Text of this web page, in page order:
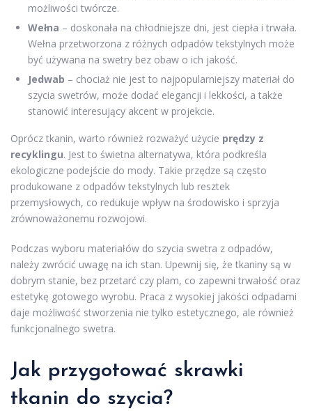
możliwości twórcze.
Wełna – doskonała na chłodniejsze dni, jest ciepła i trwała.
Wełna przetworzona z różnych odpadów tekstylnych może
być używana na swetry bez obaw o ich jakość.
Jedwab – chociaż nie jest to najpopularniejszy materiał do
szycia swetrów, może dodać elegancji i lekkości, a także
stanowić interesujący akcent w projekcie.
Oprócz tkanin, warto również rozważyć użycie prędzy z
recyklingu. Jest to świetna alternatywa, która podkreśla
ekologiczne podejście do mody. Takie przędze są często
produkowane z odpadów tekstylnych lub resztek
przemysłowych, co redukuje wpływ na środowisko i sprzyja
zrównoważonemu rozwojowi.
Podczas wyboru materiałów do szycia swetra z odpadów,
należy zwrócić uwagę na ich stan. Upewnij się, że tkaniny są w
dobrym stanie, bez przetarć czy plam, co zapewni trwałość oraz
estetykę gotowego wyrobu. Praca z wysokiej jakości odpadami
daje możliwość stworzenia nie tylko estetycznego, ale również
funkcjonalnego swetra.
Jak przygotować skrawki
tkanin do szycia?